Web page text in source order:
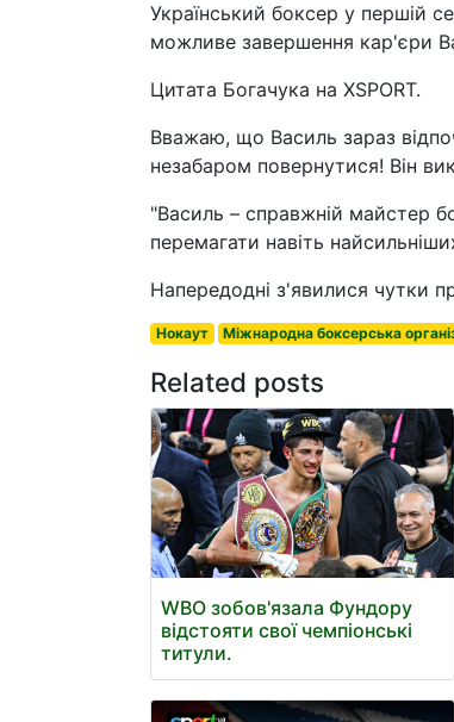
Український боксер у першій
можливе завершення кар'єри
Цитата Богачука на XSPORT.
Вважаю, що Василь зараз
незабаром повернутися! Він
"Василь – справжній майстер
перемагати навіть
Напередодні з'явилися чутки
Нокаут Міжнародна боксерська
Related posts
WBO зобов'язала Фундору
відстояти свої чемпіонські
титули.